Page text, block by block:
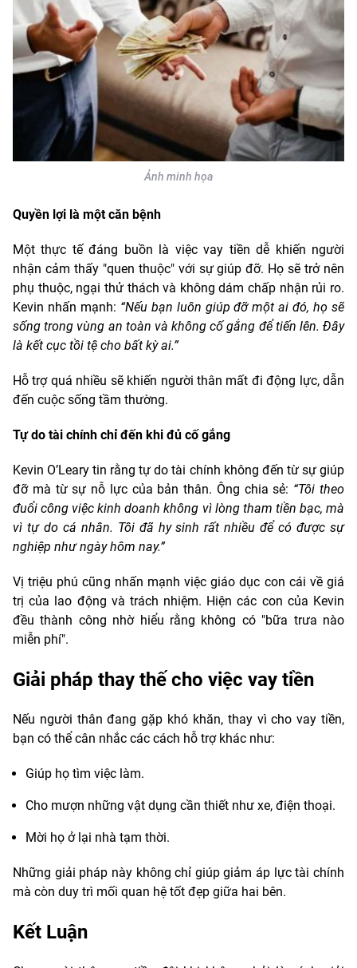
Ảnh minh họa
Quyền lợi là một căn bệnh
Một thực tế đáng buồn là việc vay tiền dễ khiến người
nhận cảm thấy "quen thuộc" với sự giúp đỡ. Họ sẽ trở nên
phụ thuộc, ngại thử thách và không dám chấp nhận rủi ro.
Kevin nhấn mạnh: “Nếu bạn luôn giúp đỡ một ai đó, họ sẽ
sống trong vùng an toàn và không cố gắng để tiến lên. Đây
là kết cục tồi tệ cho bất kỳ ai.”
Hỗ trợ quá nhiều sẽ khiến người thân mất đi động lực, dẫn
đến cuộc sống tầm thường.
Tự do tài chính chỉ đến khi đủ cố gắng
Kevin O’Leary tin rằng tự do tài chính không đến từ sự giúp
đỡ mà từ sự nỗ lực của bản thân. Ông chia sẻ: “Tôi theo
đuổi công việc kinh doanh không vì lòng tham tiền bạc, mà
vì tự do cá nhân. Tôi đã hy sinh rất nhiều để có được sự
nghiệp như ngày hôm nay.”
Vị triệu phú cũng nhấn mạnh việc giáo dục con cái về giá
trị của lao động và trách nhiệm. Hiện các con của Kevin
đều thành công nhờ hiểu rằng không có "bữa trưa nào
miễn phí".
Giải pháp thay thế cho việc vay tiền
Nếu người thân đang gặp khó khăn, thay vì cho vay tiền,
bạn có thể cân nhắc các cách hỗ trợ khác như:
Giúp họ tìm việc làm.
Cho mượn những vật dụng cần thiết như xe, điện thoại.
Mời họ ở lại nhà tạm thời.
Những giải pháp này không chỉ giúp giảm áp lực tài chính
mà còn duy trì mối quan hệ tốt đẹp giữa hai bên.
Kết Luận